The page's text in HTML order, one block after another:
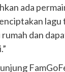
ada
dan